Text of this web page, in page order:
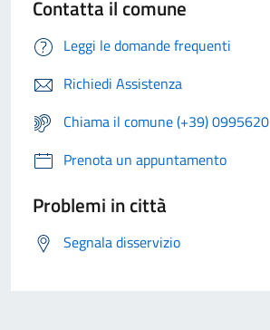
Contatta il comune
Leggi le domande frequenti
Richiedi Assistenza
Chiama il comune (+39) 0995620
Prenota un appuntamento
Problemi in città
Segnala disservizio